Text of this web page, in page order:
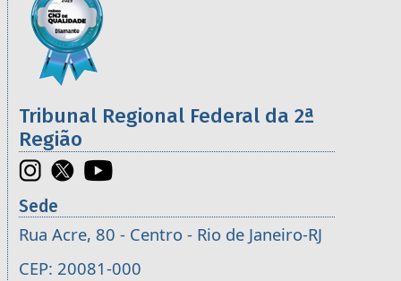
Tribunal Regional Federal da 2ª
Região
Sede
Rua Acre, 80 - Centro - Rio de Janeiro-RJ
CEP: 20081-000